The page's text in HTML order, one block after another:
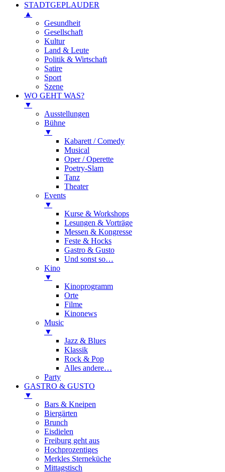
STADTGEPLAUDER
▲
Gesundheit
Gesellschaft
Kultur
Land & Leute
Politik & Wirtschaft
Satire
Sport
Szene
WO GEHT WAS?
▼
Ausstellungen
Bühne
▼
Kabarett / Comedy
Musical
Oper / Operette
Poetry-Slam
Tanz
Theater
Events
▼
Kurse & Workshops
Lesungen & Vorträge
Messen & Kongresse
Feste & Hocks
Gastro & Gusto
Und sonst so…
Kino
▼
Kinoprogramm
Orte
Filme
Kinonews
Music
▼
Jazz & Blues
Klassik
Rock & Pop
Alles andere…
Party
GASTRO & GUSTO
▼
Bars & Kneipen
Biergärten
Brunch
Eisdielen
Freiburg geht aus
Hochprozentiges
Merkles Sterneküche
Mittagstisch